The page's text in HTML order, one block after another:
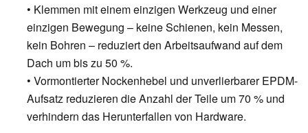
• Klemmen mit einem einzigen Werkzeug und einer
einzigen Bewegung – keine Schienen, kein Messen,
kein Bohren – reduziert den Arbeitsaufwand auf dem
Dach um bis zu 50 %.
• Vormontierter Nockenhebel und unverlierbarer EPDM-
Aufsatz reduzieren die Anzahl der Teile um 70 % und
verhindern das Herunterfallen von Hardware.